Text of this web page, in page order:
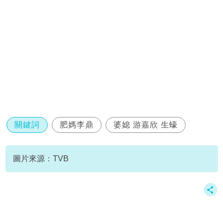
關鍵詞 肥媽李鼎 婆媳 游嘉欣 生蠔
圖片來源：TVB